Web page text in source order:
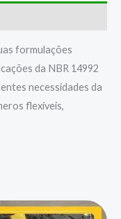
formulações
da NBR 14992
necessidades da
flexíveis,